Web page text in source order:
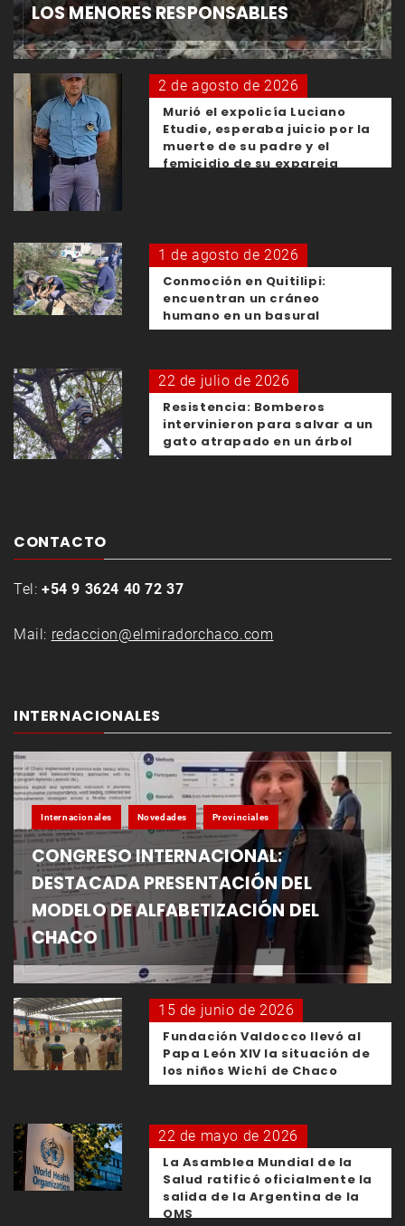
LOS MENORES RESPONSABLES
2 de agosto de 2026
Murió el expolicía Luciano
Etudie, esperaba juicio por la
muerte de su padre y el
femicidio de su expareja
1 de agosto de 2026
Conmoción en Quitilipi:
encuentran un cráneo
humano en un basural
22 de julio de 2026
Resistencia: Bomberos
intervinieron para salvar a un
gato atrapado en un árbol
CONTACTO
Tel: +54 9 3624 40 72 37
Mail: redaccion@elmiradorchaco.com
INTERNACIONALES
Internacionales Novedades Provinciales
CONGRESO INTERNACIONAL:
DESTACADA PRESENTACIÓN DEL
MODELO DE ALFABETIZACIÓN DEL
CHACO
15 de junio de 2026
Fundación Valdocco llevó al
Papa León XIV la situación de
los niños Wichí de Chaco
22 de mayo de 2026
La Asamblea Mundial de la
Salud ratificó oficialmente la
salida de la Argentina de la
OMS